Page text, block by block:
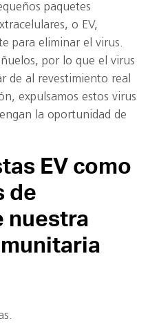
paquetes
o EV,
para eliminar el virus.
por lo que el virus
de al revestimiento real
expulsamos estos virus
la oportunidad de
EV como
de
nuestra